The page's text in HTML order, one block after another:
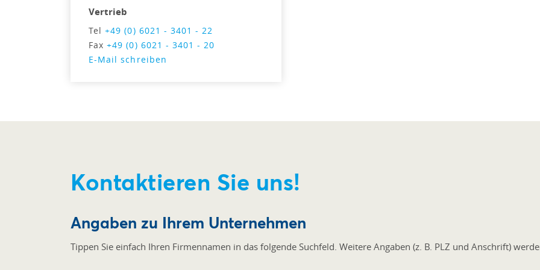
Vertrieb
Tel+49 (0) 6021 - 3401 - 22
Fax+49 (0) 6021 - 3401 - 20
E-Mail schreiben
Kontaktieren Sie uns!
Angaben zu Ihrem Unternehmen
Tippen Sie einfach Ihren Firmennamen in das folgende Suchfeld. Weitere Angaben (z. B. PLZ und Anschrift)